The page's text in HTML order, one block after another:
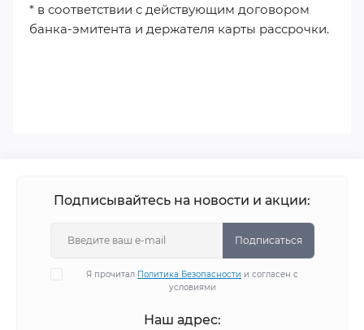
* в соответствии с действующим договором
банка-эмитента и держателя карты рассрочки.
Подписывайтесь на новости и акции:
Подписаться
Я прочитал Политика Безопасности и согласен с
условиями
Наш адрес: